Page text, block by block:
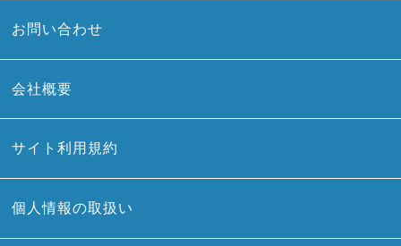
お問い合わせ
会社概要
サイト利用規約
個人情報の取扱い